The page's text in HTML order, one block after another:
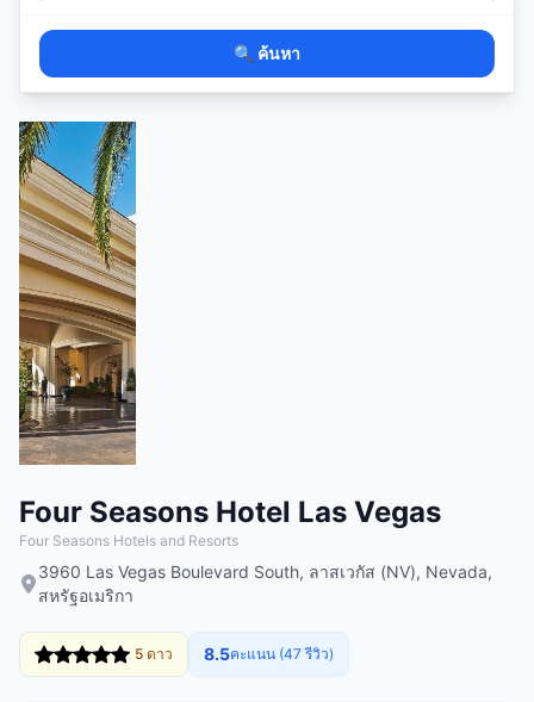
🔍 ค้นหา
Four Seasons Hotel Las Vegas
Four Seasons Hotels and Resorts
3960 Las Vegas Boulevard South, ลาสเวกัส (NV), Nevada,
สหรัฐอเมริกา
5 ดาว 8.5คะแนน (47 รีวิว)